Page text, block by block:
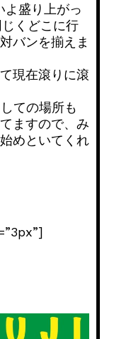
盛り上がっ
くどこに行
バンを揃えま
現在滾りに滾
ての場所も
ますので、み
めといてくれ